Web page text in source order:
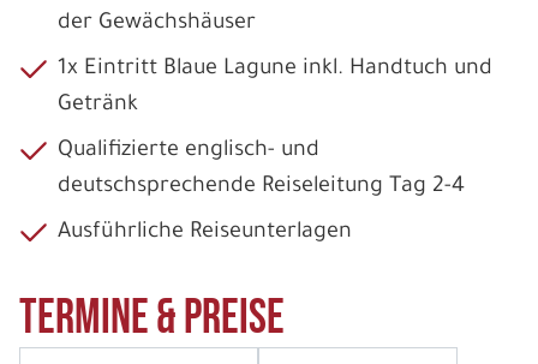
der Gewächshäuser
1x Eintritt Blaue Lagune inkl. Handtuch und
Getränk
Qualifizierte englisch- und
deutschsprechende Reiseleitung Tag 2-4
Ausführliche Reiseunterlagen
Termine & Preise